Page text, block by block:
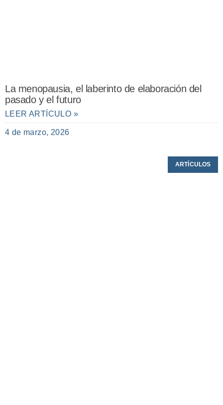
La menopausia, el laberinto de elaboración del
pasado y el futuro
LEER ARTÍCULO »
4 de marzo, 2026
ARTÍCULOS